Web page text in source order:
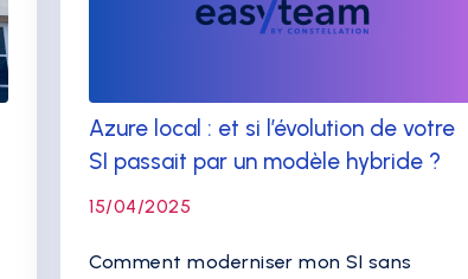
Azure local : et si l’évolution de votre
SI passait par un modèle hybride ?
15/04/2025
Comment moderniser mon SI sans